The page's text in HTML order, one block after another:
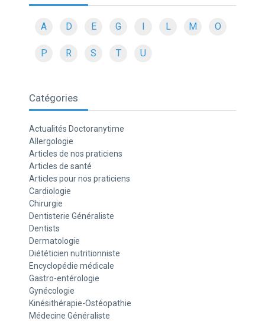
A D E G L M O
P R S T U
Catégories
Actualités Doctoranytime
Allergologie
Articles de nos praticiens
Articles de santé
Articles pour nos praticiens
Cardiologie
Chirurgie
Dentisterie Généraliste
Dentists
Dermatologie
Diététicien nutritionniste
Encyclopédie médicale
Gastro-entérologie
Gynécologie
Kinésithérapie-Ostéopathie
Médecine Généraliste